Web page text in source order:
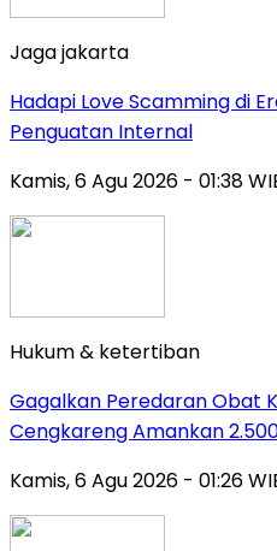
Jaga jakarta
Hadapi Love Scamming di
Penguatan Internal
Kamis, 6 Agu 2026 - 01:38
Hukum & ketertiban
Gagalkan Peredaran Obat
Cengkareng Amankan
Kamis, 6 Agu 2026 - 01:26